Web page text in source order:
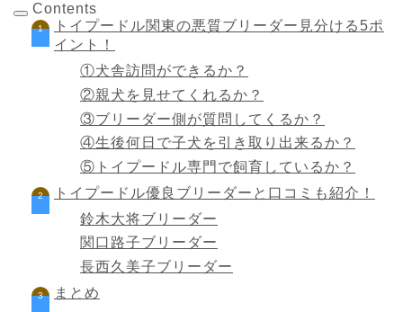
Contents
トイプードル関東の悪質ブリーダー見分ける5ポ
イント！
①犬舎訪問ができるか？
②親犬を見せてくれるか？
③ブリーダー側が質問してくるか？
④生後何日で子犬を引き取り出来るか？
⑤トイプードル専門で飼育しているか？
トイプードル優良ブリーダーと口コミも紹介！
鈴木大将ブリーダー
関口路子ブリーダー
長西久美子ブリーダー
まとめ